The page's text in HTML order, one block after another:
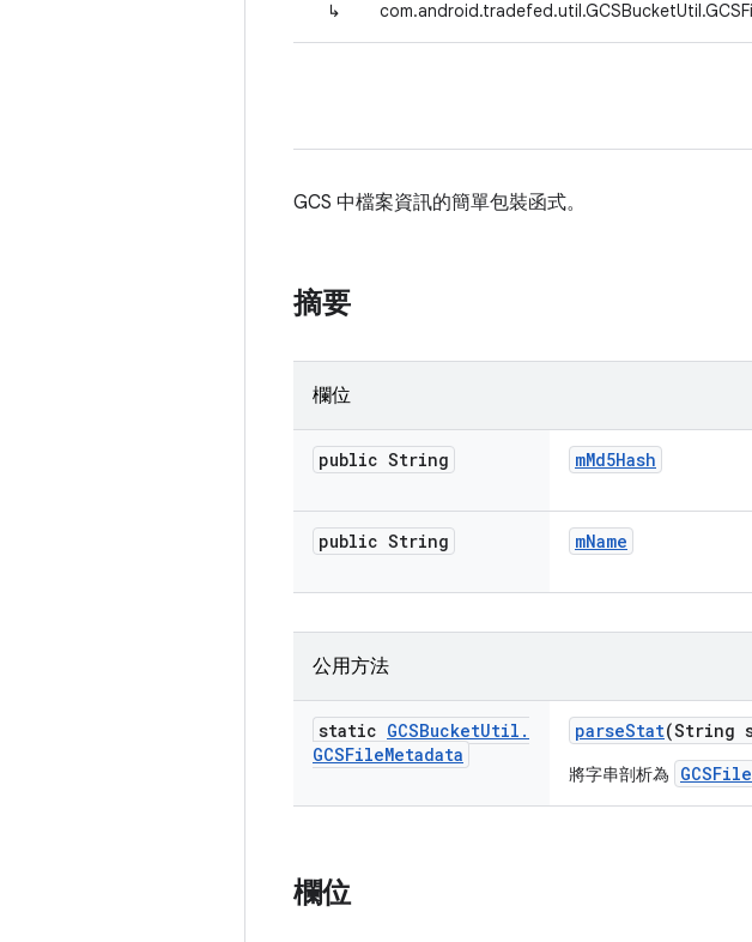
↳
GCS 中檔案資訊的簡單包裝函式。
摘要
欄位
public String mMd5Hash
public String mName
公用方法
static GCSBucketUtil .
GCSFileMetadata
parseStat(String
將字串剖析為
欄位